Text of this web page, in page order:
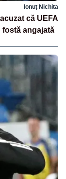
Ionuț Nichita
că UEFA
fostă angajată